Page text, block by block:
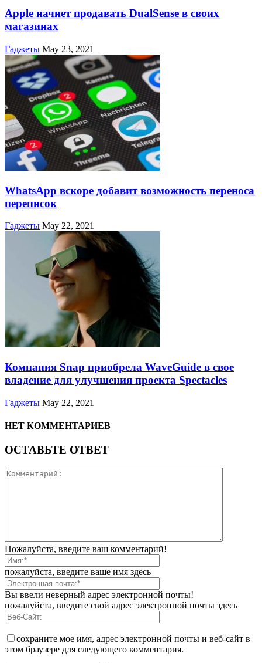
Apple начнет продавать DualSense в своих
магазинах
Гаджеты May 23, 2021
WhatsApp вскоре добавит возможность переноса
переписок
Гаджеты May 22, 2021
Компания Snap приобрела WaveGuide в свое
владение для улучшения проекта Spectacles
Гаджеты May 22, 2021
НЕТ КОММЕНТАРИЕВ
ОСТАВЬТЕ ОТВЕТ
Пожалуйста, введите ваш комментарий!
пожалуйста, введите ваше имя здесь
Вы ввели неверный адрес электронной почты!
пожалуйста, введите свой адрес электронной почты здесь
сохраните мое имя, адрес электронной почты и веб-сайт в
этом браузере для следующего комментария.